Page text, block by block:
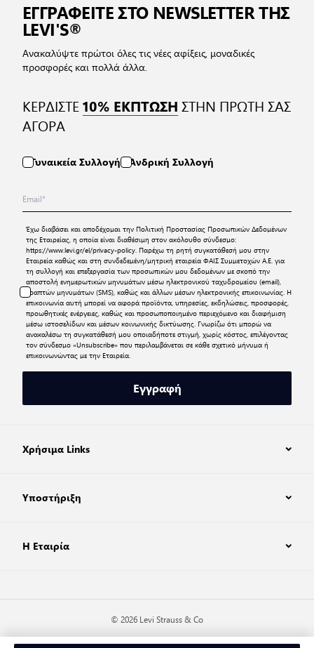
ΕΓΓΡΑΦΕΙΤΕ ΣΤΟ NEWSLETTER ΤΗΣ
LEVI'S®
Ανακαλύψτε πρώτοι όλες τις νέες αφίξεις, μοναδικές
προσφορές και πολλά άλλα.
ΚΕΡΔΙΣΤΕ10% ΕΚΠΤΩΣΗ ΣΤΗΝ ΠΡΩΤΗ ΣΑΣ
ΑΓΟΡΑ
Γυναικεία Συλλογή Ανδρική Συλλογή
Έχω διαβάσει και αποδέχομαι την Πολιτική Προστασίας Προσωπικών Δεδομένων
της Εταιρείας, η οποία είναι διαθέσιμη στον ακόλουθο σύνδεσμο:
https://www.levi.gr/el/privacy-policy. Παρέχω τη ρητή συγκατάθεσή μου στην
Εταιρεία καθώς και στη συνδεδεμένη/μητρική εταιρεία ΦΑΙΣ Συμμετοχών Α.Ε. για
τη συλλογή και επεξεργασία των προσωπικών μου δεδομένων με σκοπό την
αποστολή ενημερωτικών μηνυμάτων μέσω ηλεκτρονικού ταχυδρομείου (email),
γραπτών μηνυμάτων (SMS), καθώς και άλλων μέσων ηλεκτρονικής επικοινωνίας. Η
επικοινωνία αυτή μπορεί να αφορά προϊόντα, υπηρεσίες, εκδηλώσεις, προσφορές,
προωθητικές ενέργειες, καθώς και προσωποποιημένο περιεχόμενο και διαφήμιση
μέσω ιστοσελίδων και μέσων κοινωνικής δικτύωσης. Γνωρίζω ότι μπορώ να
ανακαλέσω τη συγκατάθεσή μου οποιαδήποτε στιγμή, χωρίς κόστος, επιλέγοντας
τον σύνδεσμο «Unsubscribe» που περιλαμβάνεται σε κάθε σχετικό μήνυμα ή
επικοινωνώντας με την Εταιρεία.
Εγγραφή
Χρήσιμα Links
Υποστήριξη
Η Εταιρία
© 2026 Levi Strauss & Co